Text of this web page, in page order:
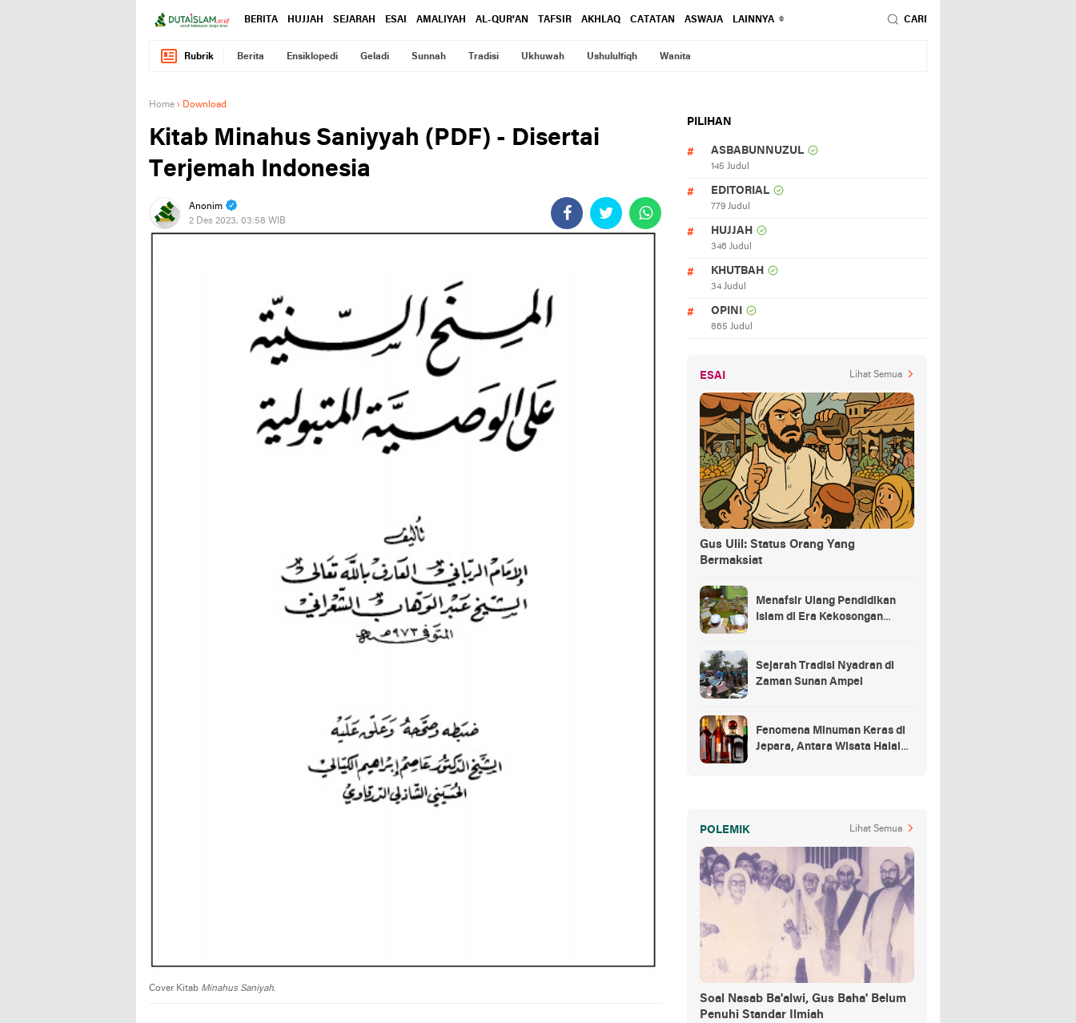
BERITA HUJJAH SEJARAH ESAI AMALIYAH AL-QUR'AN TAFSIR AKHLAQ CATATAN ASWAJA LAINNYA CARI
Rubrik Berita Ensiklopedi Geladi Sunnah Tradisi Ukhuwah Ushululfiqh Wanita
Home › Download
Kitab Minahus Saniyyah (PDF) - Disertai
Terjemah Indonesia
Anonim
2 Des 2023, 03:58 WIB
Cover Kitab Minahus Saniyah.
PILIHAN
ASBABUNNUZUL
145 Judul
EDITORIAL
779 Judul
HUJJAH
346 Judul
KHUTBAH
34 Judul
OPINI
865 Judul
ESAI Lihat Semua
Gus Ulil: Status Orang Yang
Bermaksiat
Menafsir Ulang Pendidikan
Islam di Era Kekosongan
Sejarah Tradisi Nyadran di
Zaman Sunan Ampel
Fenomena Minuman Keras di
Jepara, Antara Wisata Halal
POLEMIK Lihat Semua
Soal Nasab Ba'alwi, Gus Baha' Belum
Penuhi Standar Ilmiah